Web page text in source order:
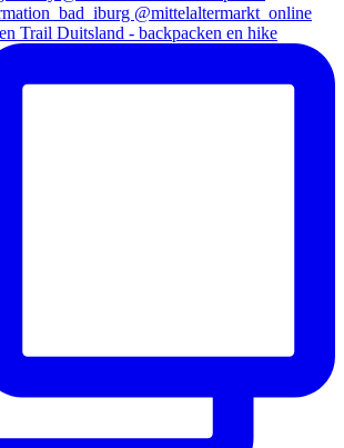
Trail Duitsland - backpacken en hike